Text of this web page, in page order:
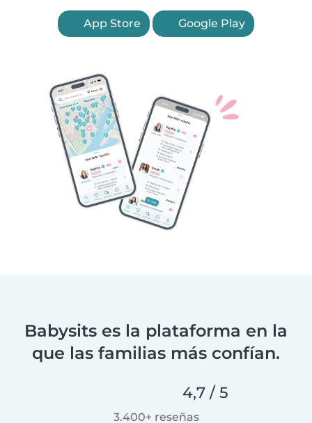
App Store Google Play
Babysits es la plataforma en la
que las familias más confían.
4,7 / 5
3.400+ reseñas